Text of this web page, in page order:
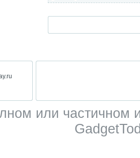
или частичном